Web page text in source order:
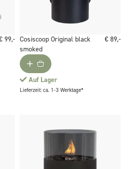
99,- Cosiscoop Original black
smoked
€ 89,-
Auf Lager
Lieferzeit: ca. 1-3 Werktage*